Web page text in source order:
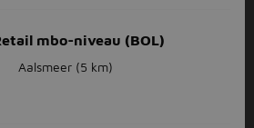
mbo-niveau (BOL)
Aalsmeer (5 km)